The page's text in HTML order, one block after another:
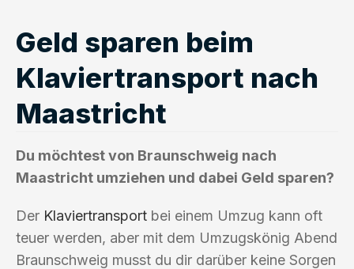
Geld sparen beim
Klaviertransport nach
Maastricht
Du möchtest von Braunschweig nach
Maastricht umziehen und dabei Geld sparen?
Der Klaviertransport bei einem Umzug kann oft
teuer werden, aber mit dem Umzugskönig Abend
Braunschweig musst du dir darüber keine Sorgen